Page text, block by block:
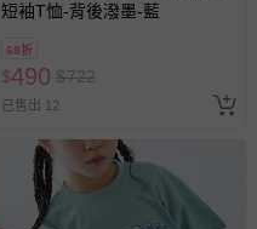
短袖T恤-背後潑墨-藍
68折
$490 $722
已售出 12